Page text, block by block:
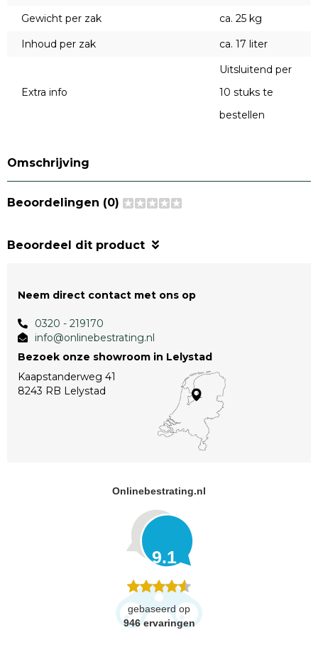
Gewicht per zak
ca. 25 kg
Inhoud per zak
ca. 17 liter
Extra info
Uitsluitend per
10 stuks te
bestellen
Omschrijving
Beoordelingen (0)
Beoordeel dit product
Neem direct contact met ons op
0320 - 219170
info@onlinebestrating.nl
Bezoek onze showroom in Lelystad
Kaapstanderweg 41
8243 RB Lelystad
Onlinebestrating.nl
9.1
gebaseerd op
946 ervaringen